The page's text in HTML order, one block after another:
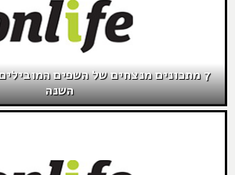
7 מתכונים מנצחים של השפים
השנה